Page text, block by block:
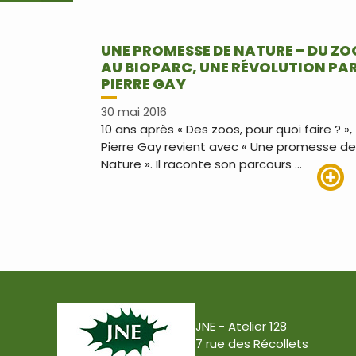
UNE PROMESSE DE NATURE – DU
AU BIOPARC, UNE RÉVOLUTION
PIERRE GAY
30 mai 2016
10 ans après « Des zoos, pour quoi faire ? »,
Pierre Gay revient avec « Une promesse de
Nature ». Il raconte son parcours …
JNE - Atelier 128
7 rue des Récollets